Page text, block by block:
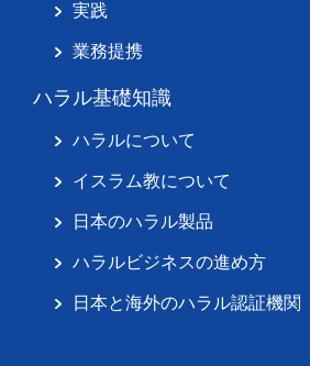
実践
業務提携
ハラル基礎知識
ハラルについて
イスラム教について
日本のハラル製品
ハラルビジネスの進め方
日本と海外のハラル認証機関